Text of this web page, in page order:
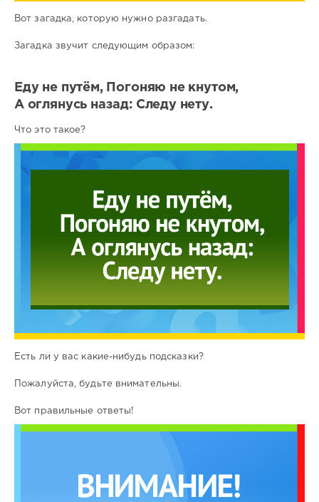
Вот загадка, которую нужно разгадать.
Загадка звучит следующим образом:
Еду не путём, Погоняю не кнутом,
А оглянусь назад: Следу нету.
Что это такое?
Есть ли у вас какие-нибудь подсказки?
Пожалуйста, будьте внимательны.
Вот правильные ответы!